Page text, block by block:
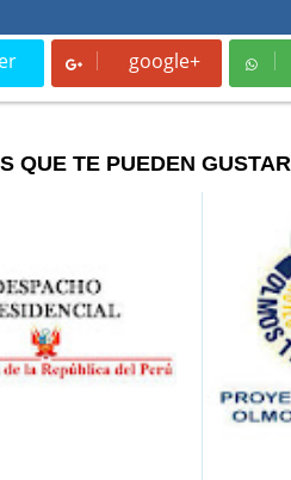
google+
QUE TE PUEDEN GUSTAR